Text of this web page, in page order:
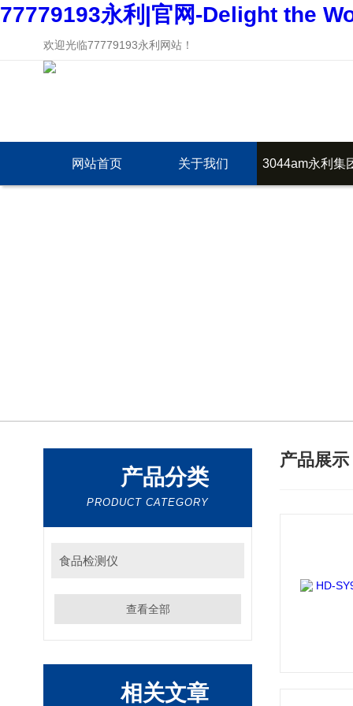
77779193永利|官网-Delight the
欢迎光临77779193永利网站！
网站首页 关于我们 3044am永利集
产品分类
PRODUCT CATEGORY
食品检测仪
查看全部
相关文章
产品展示